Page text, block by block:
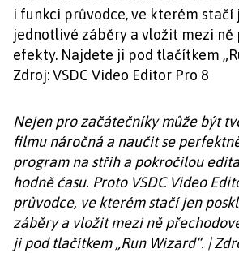
Nejen pro začátečníky může být
filmu náročná a naučit se
program na střih a pokročilou
hodně času. Proto VSDC Video
průvodce, ve kterém stačí jen
záběry a vložit mezi ně
ji pod tlačítkem „Run Wizard“. |